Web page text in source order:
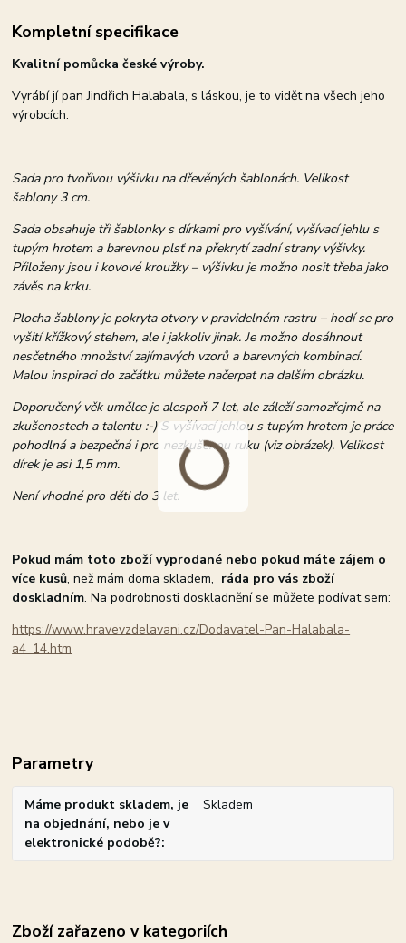
Kompletní specifikace
Kvalitní pomůcka české výroby.
Vyrábí jí pan Jindřich Halabala, s láskou, je to vidět na všech jeho
výrobcích.
Sada pro tvořivou výšivku na dřevěných šablonách. Velikost
šablony 3 cm.
Sada obsahuje tři šablonky s dírkami pro vyšívání, vyšívací jehlu s
tupým hrotem a barevnou plsť na překrytí zadní strany výšivky.
Přiloženy jsou i kovové kroužky – výšivku je možno nosit třeba jako
závěs na krku.
Plocha šablony je pokryta otvory v pravidelném rastru – hodí se pro
vyšití křížkový stehem, ale i jakkoliv jinak. Je možno dosáhnout
nesčetného množství zajímavých vzorů a barevných kombinací.
Malou inspiraci do začátku můžete načerpat na dalším obrázku.
Doporučený věk umělce je alespoň 7 let, ale záleží samozřejmě na
zkušenostech a talentu :-) S vyšívací jehlou s tupým hrotem je práce
pohodlná a bezpečná i pro nezkušenou ruku (viz obrázek). Velikost
dírek je asi 1,5 mm.
Není vhodné pro děti do 3 let.
Pokud mám toto zboží vyprodané nebo pokud máte zájem o
více kusů, než mám doma skladem, ráda pro vás zboží
doskladním. Na podrobnosti doskladnění se můžete podívat sem:
https://www.hravevzdelavani.cz/Dodavatel-Pan-Halabala-
a4_14.htm
Parametry
Máme produkt skladem, je
na objednání, nebo je v
elektronické podobě?
Skladem
Zboží zařazeno v kategoriích